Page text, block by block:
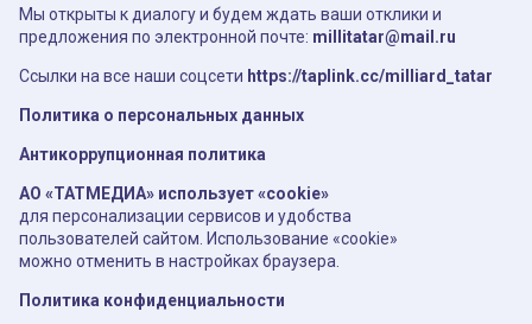
Мы открыты к диалогу и будем ждать ваши отклики и
предложения по электронной почте: millitatar@mail.ru
Ссылки на все наши соцсети https://taplink.cc/milliard_tatar
Политика о персональных данных
Антикоррупционная политика
АО «ТАТМЕДИА» использует «cookie»
для персонализации сервисов и удобства
пользователей сайтом. Использование «cookie»
можно отменить в настройках браузера.
Политика конфиденциальности